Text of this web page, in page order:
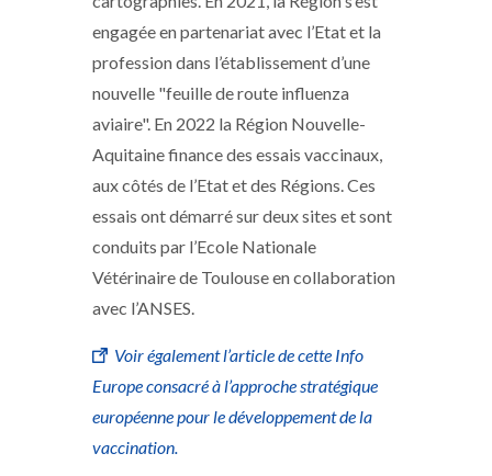
engagée en partenariat avec l’Etat et la
profession dans l’établissement d’une
nouvelle "feuille de route influenza
aviaire". En 2022 la Région Nouvelle-
Aquitaine finance des essais vaccinaux,
aux côtés de l’Etat et des Régions. Ces
essais ont démarré sur deux sites et sont
conduits par l’Ecole Nationale
Vétérinaire de Toulouse en collaboration
avec l’ANSES.
Voir également l’article de cette Info
Europe consacré à l’approche stratégique
européenne pour le développement de la
vaccination.